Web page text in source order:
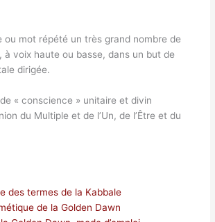
ou mot répété un très grand nombre de
à voix haute ou basse, dans un but de
dirigée.
« conscience » unitaire et divin
du Multiple et de l’Un, de l’Être et du
des termes de la Kabbale
de la Golden Dawn